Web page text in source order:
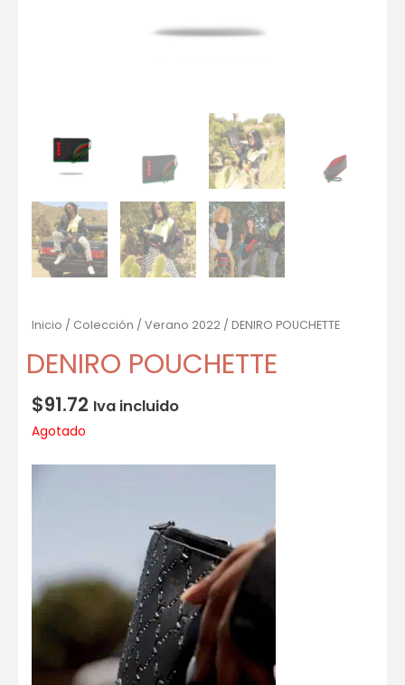
Inicio / Colección / Verano 2022 / DENIRO POUCHETTE
DENIRO POUCHETTE
$91.72 Iva incluido
Agotado